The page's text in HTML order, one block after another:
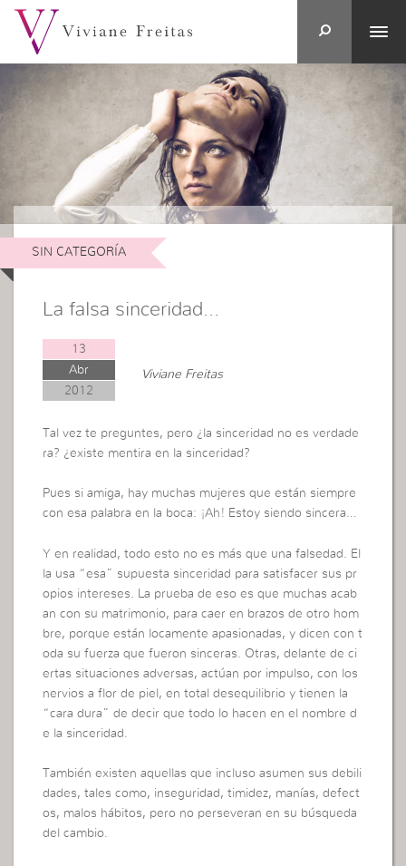
SIN CATEGORÍA
La falsa sinceridad…
13
Abr
2012
Viviane Freitas
Tal vez te preguntes, pero ¿la sinceridad no es verdade
ra? ¿existe mentira en la sinceridad?
Pues si amiga, hay muchas mujeres que están siempre
con esa palabra en la boca: ¡Ah! Estoy siendo sincera…
Y en realidad, todo esto no es más que una falsedad. El
la usa “esa” supuesta sinceridad para satisfacer sus pr
opios intereses. La prueba de eso es que muchas acab
an con su matrimonio, para caer en brazos de otro hom
bre, porque están locamente apasionadas, y dicen con t
oda su fuerza que fueron sinceras. Otras, delante de ci
ertas situaciones adversas, actúan por impulso, con los
nervios a flor de piel, en total desequilibrio y tienen la
“cara dura” de decir que todo lo hacen en el nombre d
e la sinceridad.
También existen aquellas que incluso asumen sus debili
dades, tales como, inseguridad, timidez, manías, defect
os, malos hábitos, pero no perseveran en su búsqueda
del cambio.